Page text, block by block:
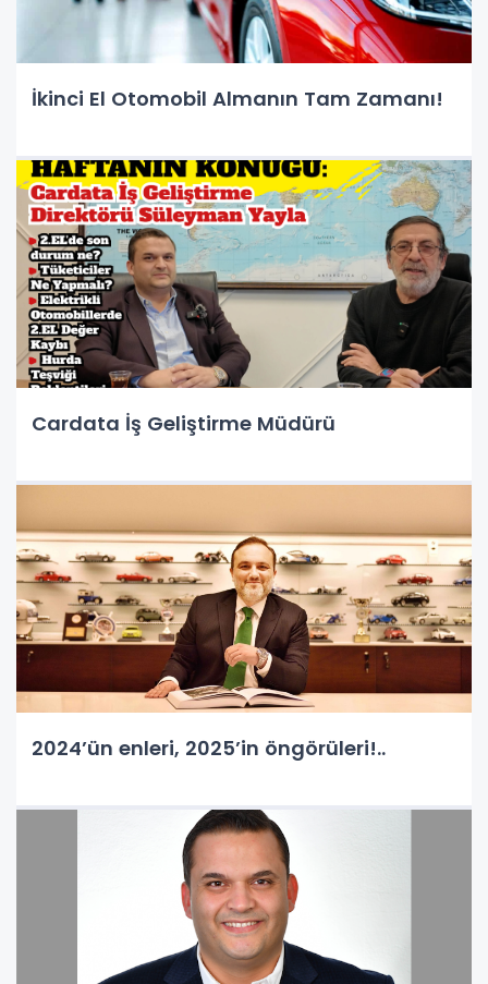
İkinci El Otomobil Almanın Tam Zamanı!
Cardata İş Geliştirme Müdürü
2024’ün enleri, 2025’in öngörüleri!..